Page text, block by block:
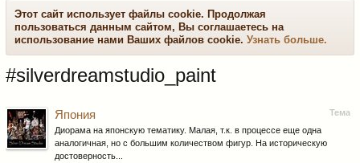
Этот сайт использует файлы cookie. Продолжая
пользоваться данным сайтом, Вы соглашаетесь на
использование нами Ваших файлов cookie. Узнать больше.
#silverdreamstudio_paint
Тема
Япония
Диорама на японскую тематику. Малая, т.к. в процессе еще одна
аналогичная, но с большим количеством фигур. На историческую
достоверность...